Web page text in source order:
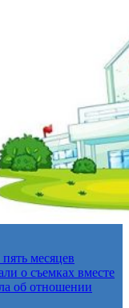
месяцев
о съемках вместе
об отношении